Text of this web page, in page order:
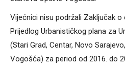
Vijećnici nisu podržali Zaključak o
Prijedlog Urbanističkog plana za
(Stari Grad, Centar, Novo
Vogošća) za period od 2016. do